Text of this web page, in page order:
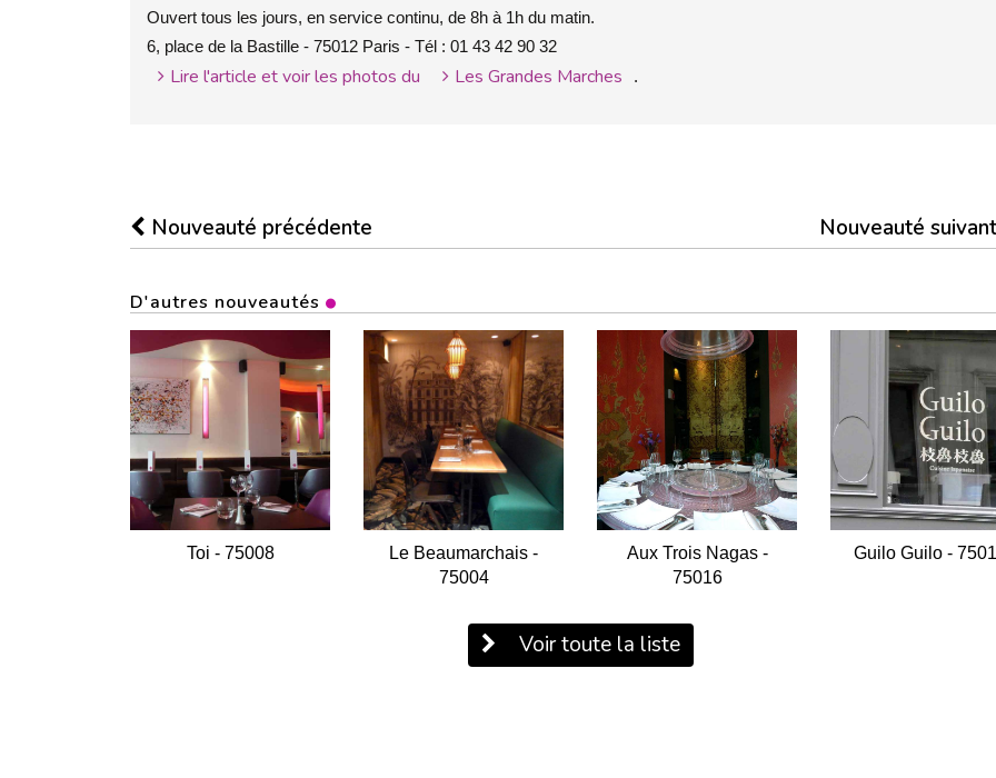
Ouvert tous les jours, en service continu, de 8h à 1h du matin.
6, place de la Bastille - 75012 Paris - Tél : 01 43 42 90 32
Lire l'article et voir les photos du Les Grandes Marches .
Nouveauté précédente Nouveauté
D'autres nouveautés
Toi - 75008
Le Beaumarchais -
75004
Aux Trois Nagas -
75016
Guilo Guilo -
Voir toute la liste